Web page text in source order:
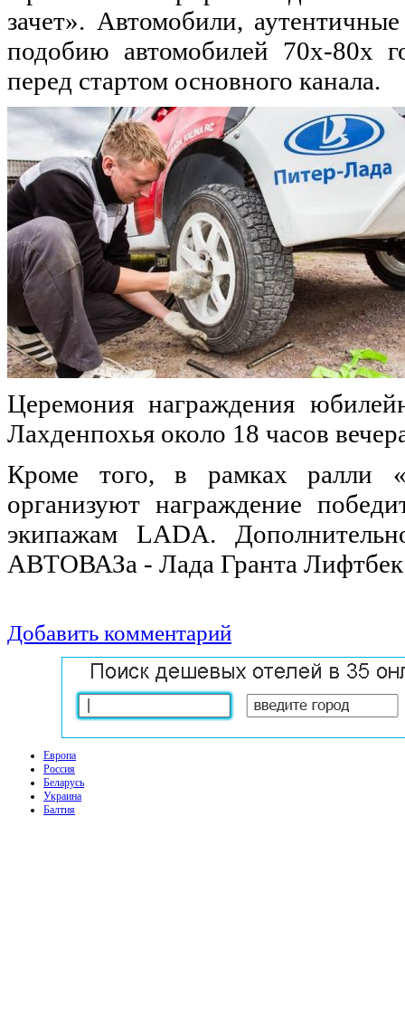
зачет». Автомобили,
подобию автомобилей 70х-80х
перед стартом основного канала.
Церемония награждения
Лахденпохья около 18 часов
Кроме того, в рамках ралли
организуют награждение
экипажам LADA.
АВТОВАЗа - Лада Гранта Лифтбек
Добавить комментарий
Европа
Россия
Беларусь
Украина
Балтия